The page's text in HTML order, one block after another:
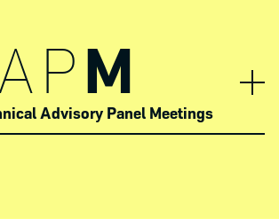
APM
Advisory Panel Meetings